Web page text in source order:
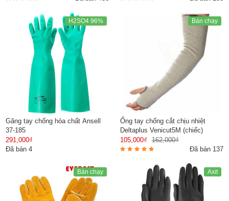
H2SO4 96%
Găng tay chống hóa chất Ansell
37-185
291,000₫
Đã bán 4
Bán chạy
Ống tay chống cắt chịu nhiệt
Deltaplus Venicut5M (chiếc)
105,000₫
162,000₫
Đã bán 137
Bán chạy Axit